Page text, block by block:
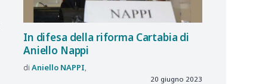
In difesa della riforma Cartabia di
Aniello Nappi
Aniello NAPPI
20 giugno 2023